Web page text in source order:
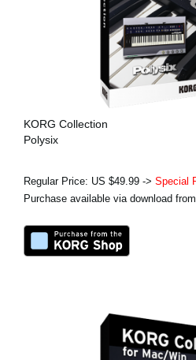
KORG Collection
Polysix
Regular Price: US $49.99 -> Special
Purchase available via download